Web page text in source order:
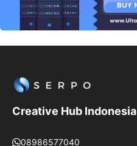
Creative Hub Indonesia
08986577040